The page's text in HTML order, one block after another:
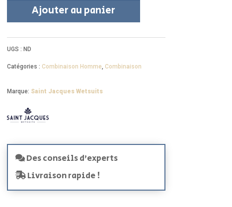
Ajouter au panier
UGS : ND
Catégories : Combinaison Homme Combinaison
Marque: Saint Jacques Wetsuits
Des conseils d'experts
Livraison rapide !